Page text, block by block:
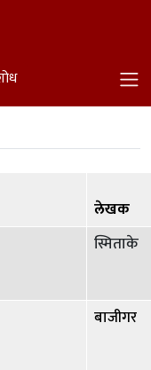
लेखक
स्मिताके
बाजीगर